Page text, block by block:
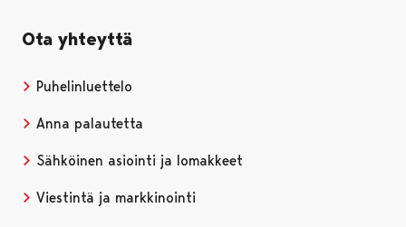
Ota yhteyttä
Puhelinluettelo
Anna palautetta
Sähköinen asiointi ja lomakkeet
Viestintä ja markkinointi